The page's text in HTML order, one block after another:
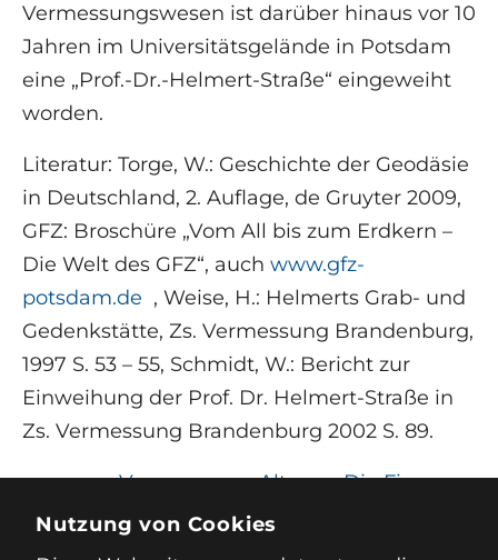
Nutzung von Cookies
Vermessungswesen ist darüber hinaus vor 10
Jahren im Universitätsgelände in Potsdam
eine „Prof.-Dr.-Helmert-Straße“ eingeweiht
worden.
Literatur: Torge, W.: Geschichte der Geodäsie
in Deutschland, 2. Auflage, de Gruyter 2009,
GFZ: Broschüre „Vom All bis zum Erdkern –
Die Welt des GFZ“, auch www.gfz-
potsdam.de , Weise, H.: Helmerts Grab- und
Gedenkstätte, Zs. Vermessung Brandenburg,
1997 S. 53 – 55, Schmidt, W.: Bericht zur
Einweihung der Prof. Dr. Helmert-Straße in
Zs. Vermessung Brandenburg 2002 S. 89.
←
„Vermess
Vermessenes Altona - Die Firma
Dennert & Pape ARISTO